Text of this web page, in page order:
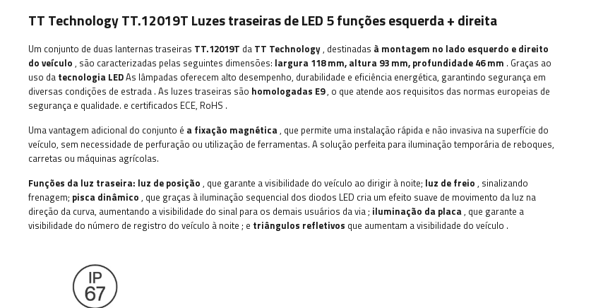
TT Technology TT.12019T Luzes traseiras de LED 5 funções esquerda + direita
Um conjunto de duas lanternas traseiras TT.12019T da TT Technology, destinadas à montagem no lado esquerdo e direito
do veículo , são caracterizadas pelas seguintes dimensões: largura 118 mm, altura 93 mm, profundidade 46 mm . Graças ao
uso da tecnologia LEDAs lâmpadas oferecem alto desempenho, durabilidade e eficiência energética, garantindo segurança em
diversas condições de estrada . As luzes traseiras são homologadas E9, o que atende aos requisitos das normas europeias de
segurança e qualidade. e certificados ECE, RoHS .
Uma vantagem adicional do conjunto é a fixação magnética, que permite uma instalação rápida e não invasiva na superfície do
veículo, sem necessidade de perfuração ou utilização de ferramentas. A solução perfeita para iluminação temporária de reboques,
carretas ou máquinas agrícolas.
Funções da luz traseira: luz de posição , que garante a visibilidade do veículo ao dirigir à noite; luz de freio , sinalizando
frenagem; pisca dinâmico , que graças à iluminação sequencial dos diodos LED cria um efeito suave de movimento da luz na
direção da curva, aumentando a visibilidade do sinal para os demais usuários da via; iluminação da placa, que garante a
visibilidade do número de registro do veículo à noite ; e triângulos refletivos que aumentam a visibilidade do veículo .